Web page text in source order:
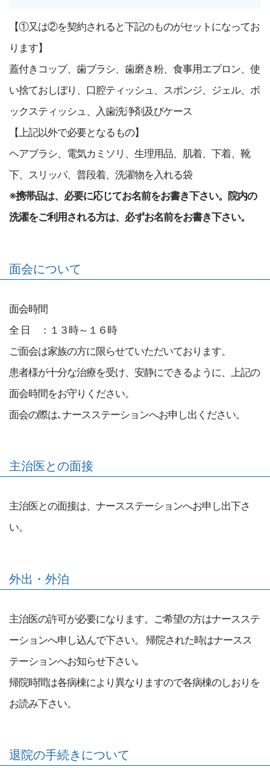
【①又は②を契約されると下記のものがセットになってお
ります】
蓋付きコップ、歯ブラシ、歯磨き粉、食事用エプロン、使
い捨ておしぼり、口腔ティッシュ、スポンジ、ジェル、ボ
ックスティッシュ、入歯洗浄剤及びケース
【上記以外で必要となるもの】
ヘアブラシ、電気カミソリ、生理用品、肌着、下着、靴
下、スリッパ、普段着、洗濯物を入れる袋
※携帯品は、必要に応じてお名前をお書き下さい。院内の
洗濯をご利用される方は、必ずお名前をお書き下さい。
面会について
面会時間
全 日 ：１３時～１６時
ご面会は家族の方に限らせていただいております。
患者様が十分な治療を受け、安静にできるように、上記の
面会時間をお守りください。
面会の際は､ナースステーションへお申し出ください。
主治医との面接
主治医との面接は、ナースステーションへお申し出下さ
い。
外出・外泊
主治医の許可が必要になります。ご希望の方はナースステ
ーションへ申し込んで下さい。 帰院された時はナースス
テーションへお知らせ下さい｡
帰院時間は各病棟により異なりますので各病棟のしおりを
お読み下さい。
退院の手続きについて